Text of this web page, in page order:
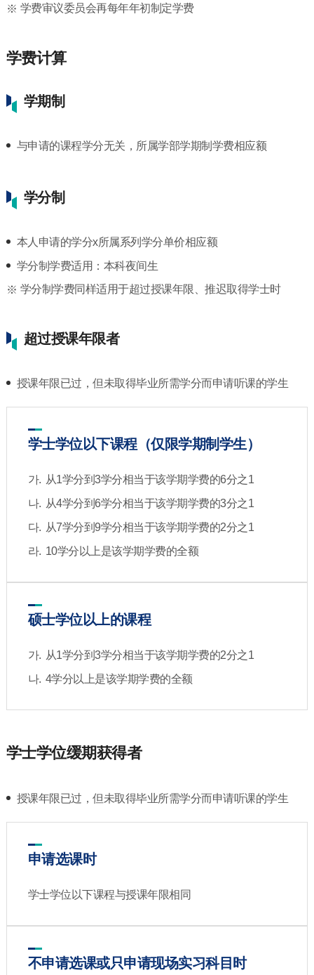
学费审议委员会再每年年初制定学费
学费计算
学期制
与申请的课程学分无关，所属学部学期制学费相应额
学分制
本人申请的学分x所属系列学分单价相应额
学分制学费适用：本科夜间生
学分制学费同样适用于超过授课年限、推迟取得学士时
超过授课年限者
授课年限已过，但未取得毕业所需学分而申请听课的学生
学士学位以下课程（仅限学期制学生）
从1学分到3学分相当于该学期学费的6分之1
从4学分到6学分相当于该学期学费的3分之1
从7学分到9学分相当于该学期学费的2分之1
10学分以上是该学期学费的全额
硕士学位以上的课程
从1学分到3学分相当于该学期学费的2分之1
4学分以上是该学期学费的全额
学士学位缓期获得者
授课年限已过，但未取得毕业所需学分而申请听课的学生
申请选课时
学士学位以下课程与授课年限相同
不申请选课或只申请现场实习科目时